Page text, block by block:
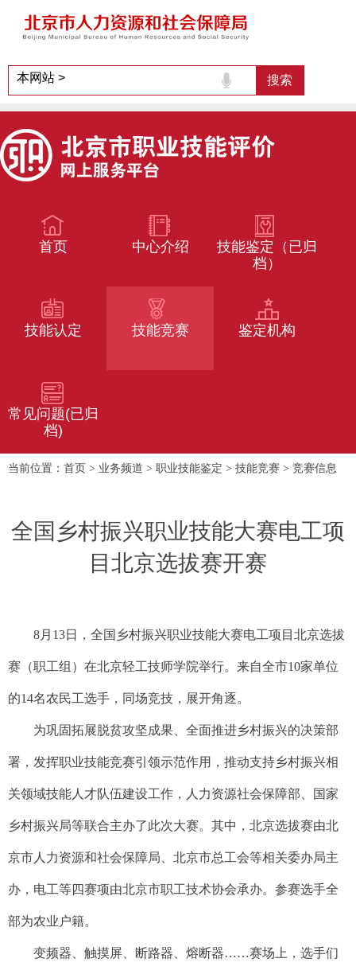
首页 中心介绍
技能鉴定（已归
档）
技能认定 技能竞赛 鉴定机构
常见问题(已归
档)
当前位置： 首页 > 业务频道 > 职业技能鉴定 > 技能竞赛 > 竞赛信息
全国乡村振兴职业技能大赛电工项
目北京选拔赛开赛
8月13日，全国乡村振兴职业技能大赛电工项目北京选拔
赛（职工组）在北京轻工技师学院举行。来自全市10家单位
的14名农民工选手，同场竞技，展开角逐。
为巩固拓展脱贫攻坚成果、全面推进乡村振兴的决策部
署，发挥职业技能竞赛引领示范作用，推动支持乡村振兴相
关领域技能人才队伍建设工作，人力资源社会保障部、国家
乡村振兴局等联合主办了此次大赛。其中，北京选拔赛由北
京市人力资源和社会保障局、北京市总工会等相关委办局主
办，电工等四赛项由北京市职工技术协会承办。参赛选手全
部为农业户籍。
变频器、触摸屏、断路器、熔断器……赛场上，选手们